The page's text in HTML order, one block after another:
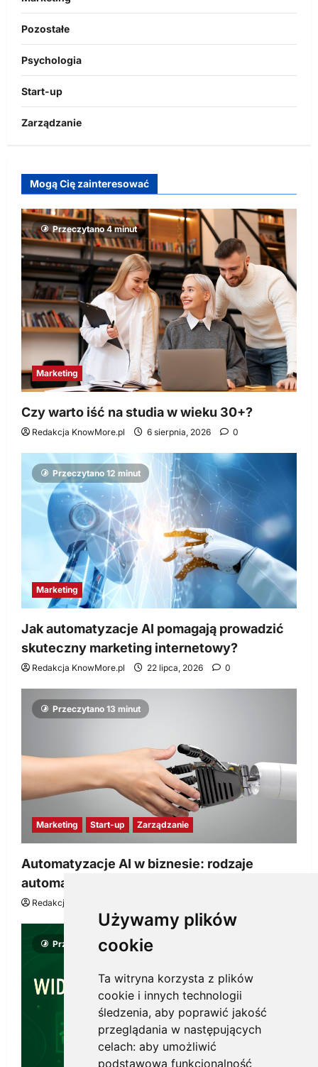
Używamy plików
cookie
Ta witryna korzysta z plików
cookie i innych technologii
śledzenia, aby poprawić jakość
przeglądania w następujących
celach: aby umożliwić
podstawową funkcjonalność
Pozostałe
Psychologia
Start-up
Zarządzanie
Mogą Cię zainteresować
Przeczytano 4 minut
Marketing
Czy warto iść na studia w wieku 30+?
Redakcja KnowMore.pl 6 sierpnia, 2026 0
Przeczytano 12 minut
Marketing
Jak automatyzacje AI pomagają prowadzić
skuteczny marketing internetowy?
Redakcja KnowMore.pl 22 lipca, 2026 0
Przeczytano 13 minut
Marketing Start-up Zarządzanie
Automatyzacje AI w biznesie: rodzaje
automatyzacji i korzyści dla Twojej firmy
Redakcja KnowMore.pl
Przeczytano 8 minut